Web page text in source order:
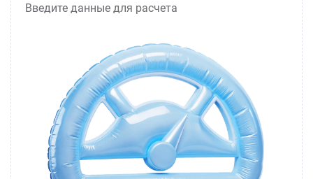
Введите данные для расчета